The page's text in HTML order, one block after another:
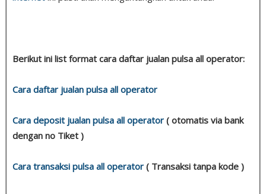
Berikut ini list format cara daftar jualan pulsa all operator:
Cara daftar jualan pulsa all operator
Cara deposit jualan pulsa all operator ( otomatis via bank
dengan no Tiket )
Cara transaksi pulsa all operator ( Transaksi tanpa kode )